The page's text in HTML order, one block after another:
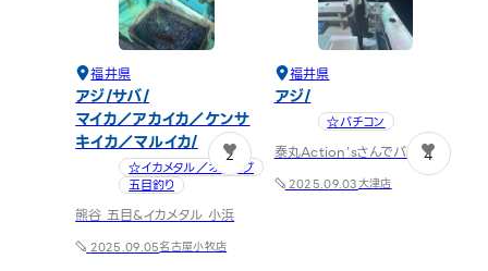
福井県
アジ サバ
マイカ／アカイカ／ケンサ
キイカ／マルイカ
☆イカメタル／オモリグ
五目釣り
熊谷 五目&イカメタル 小浜
2025.09.05名古屋小牧店
2
福井県
アジ
☆バチコン
泰丸Action’sさんでバチコン
2025.09.03大津店
4